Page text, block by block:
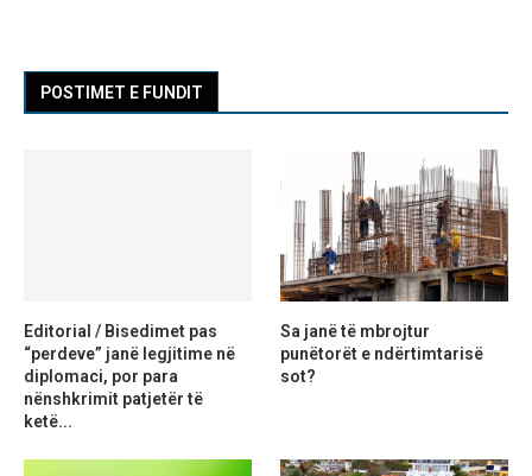
POSTIMET E FUNDIT
Editorial / Bisedimet pas
“perdeve” janë legjitime në
diplomaci, por para
nënshkrimit patjetër të
ketë...
Sa janë të mbrojtur
punëtorët e ndërtimtarisë
sot?